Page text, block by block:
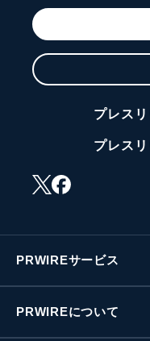
プレス
プレス
PRWIREサービス
PRWIREについて